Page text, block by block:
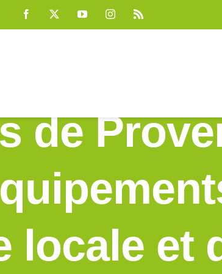
Facebook YouTubeInstagram
de
locale et